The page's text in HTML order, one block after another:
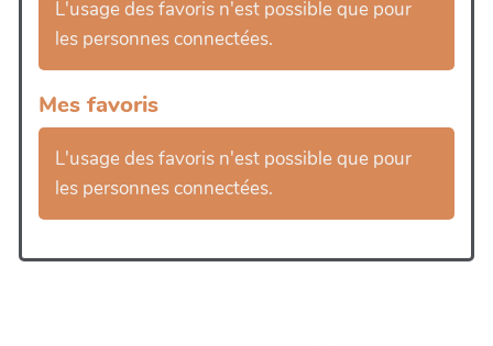
L'usage des favoris n'est possible que pour
les personnes connectées.
Mes favoris
L'usage des favoris n'est possible que pour
les personnes connectées.